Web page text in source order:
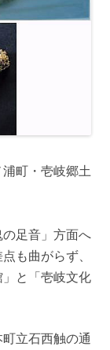
町・壱岐郷土
足音」方面へ
も曲がらず、
と「壱岐文化
立石西触の通